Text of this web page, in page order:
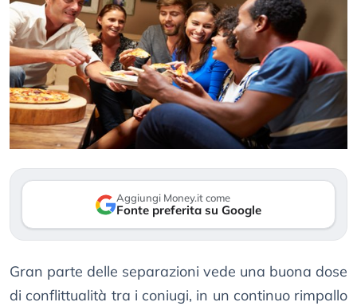
Aggiungi Money.it come
Fonte preferita su Google
Gran parte delle separazioni vede una buona dose
di conflittualità tra i coniugi, in un continuo rimpallo